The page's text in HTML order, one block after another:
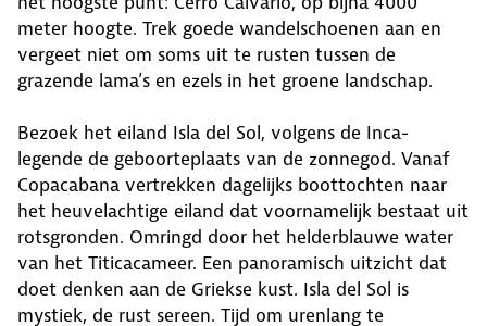
meter hoogte. Trek goede wandelschoenen aan en
vergeet niet om soms uit te rusten tussen de
grazende lama’s en ezels in het groene landschap.
Bezoek het eiland Isla del Sol, volgens de Inca-
legende de geboorteplaats van de zonnegod. Vanaf
Copacabana vertrekken dagelijks boottochten naar
het heuvelachtige eiland dat voornamelijk bestaat uit
rotsgronden. Omringd door het helderblauwe water
van het Titicacameer. Een panoramisch uitzicht dat
doet denken aan de Griekse kust. Isla del Sol is
mystiek, de rust sereen. Tijd om urenlang te